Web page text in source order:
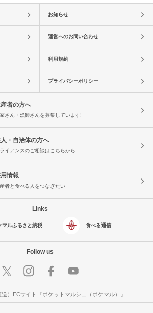
お知らせ
運営へのお問い合わせ
利用規約
プライバシーポリシー
者の方へ
さん・漁師さんを募集しています!
・自治体の方へ
イアンスのご相談はこちらから
情報
者と食べる人をつなぎたい
Links
マルふるさと納税 食べる通信
Follow us
）ECサイト『ポケットマルシェ（ポケマル）』